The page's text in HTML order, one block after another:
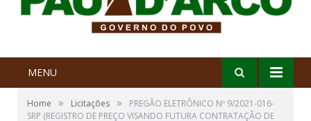
MENU
Home » Licitações »
PREGÃO ELETRÔNICO Nº 9/2021-016-
SRP (REGISTRO DE PREÇO VISANDO FUTURA CONTRATAÇÃO DE